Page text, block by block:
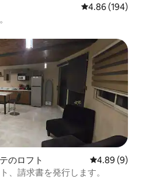
レビュー194
4.86 (194)
のロフト レビュー9件
4.89 (9)
、請求書を発行します。